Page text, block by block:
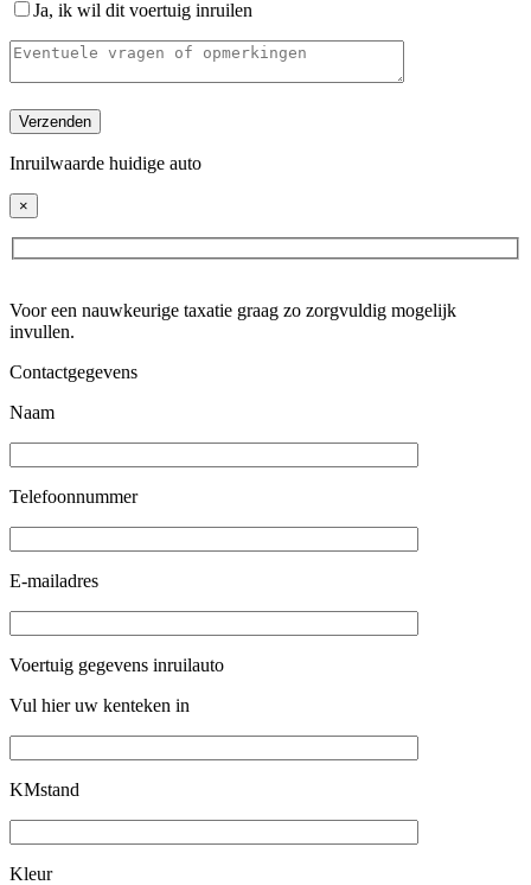
Ja, ik wil dit voertuig inruilen
Inruilwaarde huidige auto
×
Voor een nauwkeurige taxatie graag zo zorgvuldig mogelijk
invullen.
Contactgegevens
Naam
Telefoonnummer
E-mailadres
Voertuig gegevens inruilauto
Vul hier uw kenteken in
KMstand
Kleur